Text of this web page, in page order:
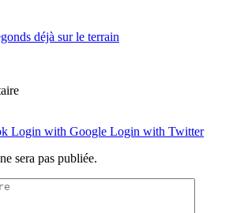
déjà sur le terrain
Login with Google Login with Twitter
sera pas publiée.